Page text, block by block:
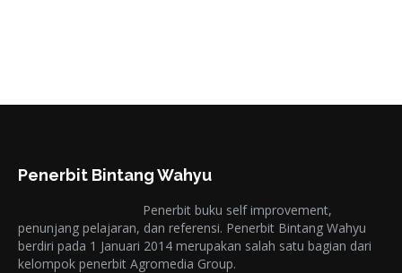
Penerbit Bintang Wahyu
Penerbit buku self improvement,
penunjang pelajaran, dan referensi. Penerbit Bintang Wahyu
berdiri pada 1 Januari 2014 merupakan salah satu bagian dari
kelompok penerbit Agromedia Group.